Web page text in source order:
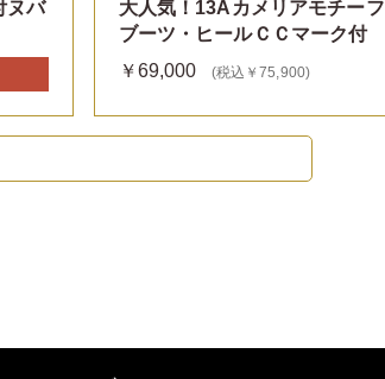
ヌバ
大人気！13Aカメリアモチーフ
ブーツ・ヒールＣＣマーク付
￥69,000
(税込￥75,900)